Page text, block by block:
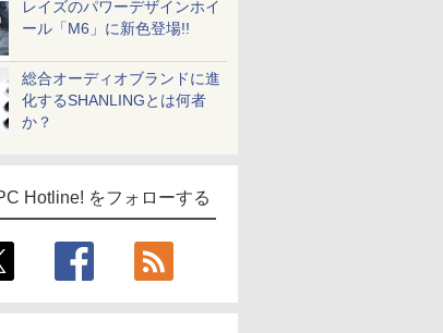
レイズのパワーデザインホイ
ール「M6」に新色登場!!
総合オーディオブランドに進
化するSHANLINGとは何者
か？
Hotline! をフォローする
Comic curea
impress QuickBooks